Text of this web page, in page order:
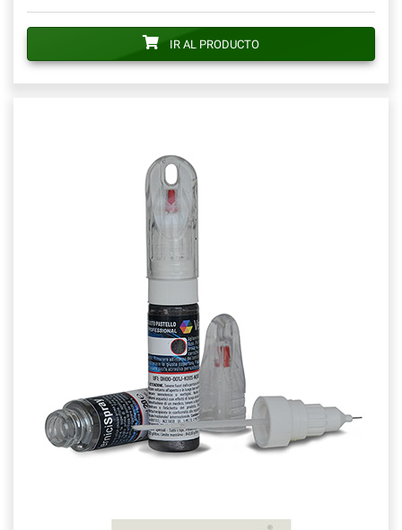
IR AL PRODUCTO